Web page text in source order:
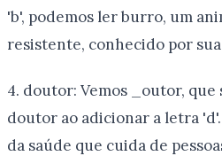
'b', podemos ler burro, um
resistente, conhecido por
4. doutor: Vemos _outor, que
doutor ao adicionar a letra
da saúde que cuida de